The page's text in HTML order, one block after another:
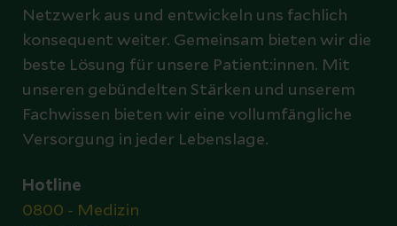
Netzwerk aus und entwickeln uns fachlich
konsequent weiter. Gemeinsam bieten wir die
beste Lösung für unsere Patient:innen. Mit
unseren gebündelten Stärken und unserem
Fachwissen bieten wir eine vollumfängliche
Versorgung in jeder Lebenslage.
Hotline
0800 - Medizin